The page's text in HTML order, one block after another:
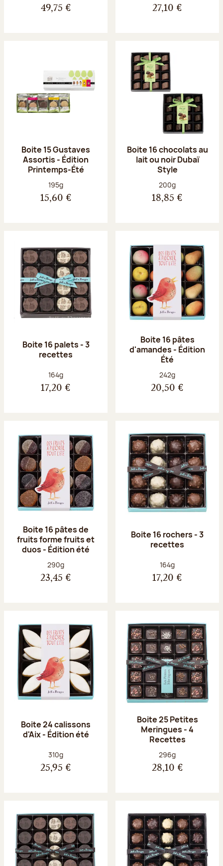
49,75 € 27,10 €
Boite 15 Gustaves
Assortis - Édition
Printemps-Été
Poids net :
195g
15,60 €
Boite 16 chocolats au
lait ou noir Dubaï
Style
Poids net :
200g
18,85 €
Boite 16 palets - 3
recettes
Poids net :
164g
17,20 €
Boite 16 pâtes
d'amandes - Édition
Été
Poids net :
242g
20,50 €
Boite 16 pâtes de
fruits forme fruits et
duos - Édition été
Poids net :
290g
23,45 €
Boite 16 rochers - 3
recettes
Poids net :
164g
17,20 €
Boite 24 calissons
d'Aix - Édition été
Poids net :
310g
25,95 €
Boite 25 Petites
Meringues - 4
Recettes
Poids net :
296g
28,10 €